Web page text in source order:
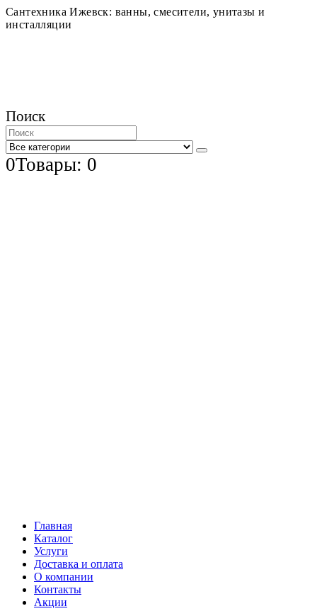
Сантехника Ижевск: ванны, смесители, унитазы и
инсталляции
Поиск
0Товары: 0
Главная
Каталог
Услуги
Доставка и оплата
О компании
Контакты
Акции